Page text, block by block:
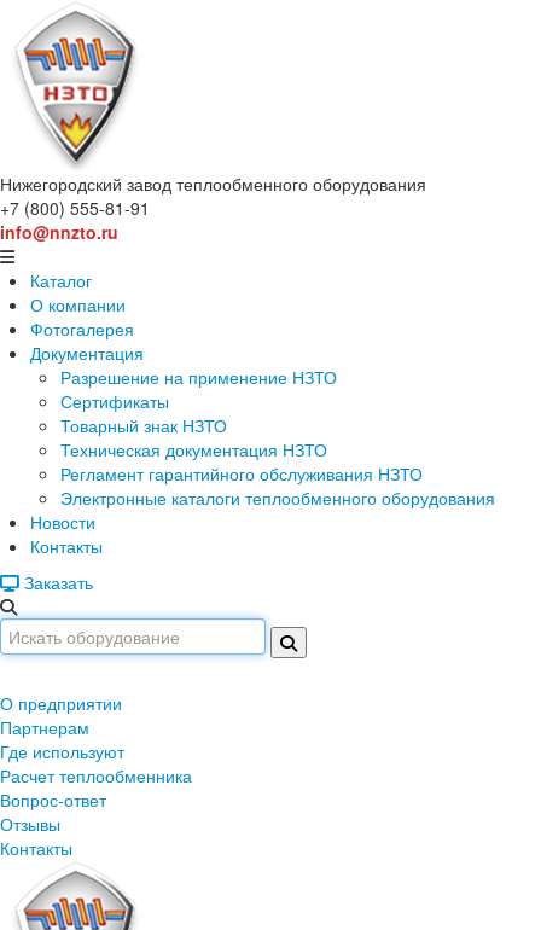
Нижегородский завод теплообменного оборудования
+7 (800) 555-81-91
info@nnzto.ru
Каталог
О компании
Фотогалерея
Документация
Разрешение на применение НЗТО
Сертификаты
Товарный знак НЗТО
Техническая документация НЗТО
Регламент гарантийного обслуживания НЗТО
Электронные каталоги теплообменного оборудования
Новости
Контакты
Заказать
О предприятии
Партнерам
Где используют
Расчет теплообменника
Вопрос-ответ
Отзывы
Контакты